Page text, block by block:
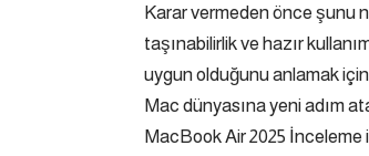
Karar vermeden önce şunu
taşınabilirlik ve hazır
uygun olduğunu anlamak
Mac dünyasına yeni adım
MacBook Air 2025 İnceleme